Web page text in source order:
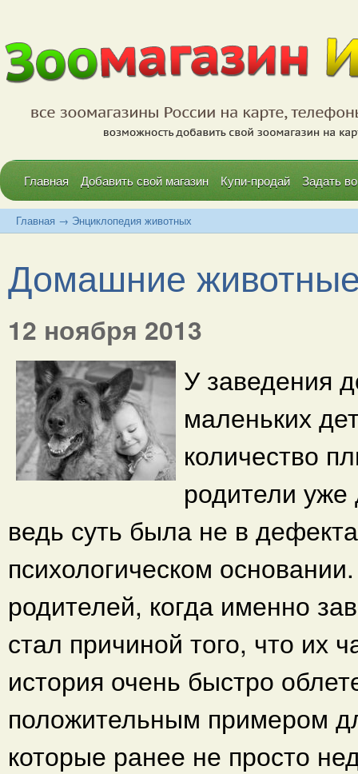
Главная Добавить свой магазин Купи-продай Задать
Главная → Энциклопедия животных
Домашние
12 ноября 2013
У заведения
маленьких
количество
родители уже
ведь суть была не в
психологическом
родителей, когда именно
стал причиной того, что их
история очень быстро
положительным примером
которые ранее не просто